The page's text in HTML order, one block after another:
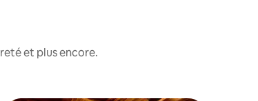
et plus encore.